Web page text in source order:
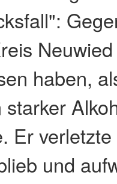
haben,
starker
Er
und